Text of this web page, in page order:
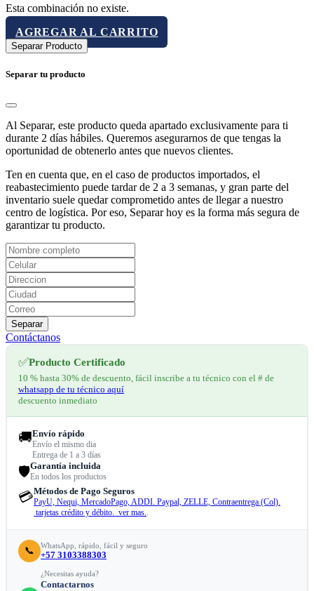
Esta combinación no existe.
AGREGAR AL CARRITO
Separar Producto
Separar tu producto
Al Separar, este producto queda apartado exclusivamente para ti
durante 2 días hábiles. Queremos asegurarnos de que tengas la
oportunidad de obtenerlo antes que nuevos clientes.
Ten en cuenta que, en el caso de productos importados, el
reabastecimiento puede tardar de 2 a 3 semanas, y gran parte del
inventario suele quedar comprometido antes de llegar a nuestro
centro de logística. Por eso, Separar hoy es la forma más segura de
garantizar tu producto.
Separar
Contáctanos
✅Producto Certificado
10 % hasta 30% de descuento, fácil inscribe a tu técnico con el # de
whatsapp de tu técnico aquí
descuento inmediato
🚚Envío rápido
Envío el mismo dia
Entrega de 1 a 3 días
🛡️Garantía incluida
En todos los productos
💳Métodos de Pago Seguros
PayU, Nequi, MercadoPago, ADDI. Paypal, ZELLE, Contraentrega (Col).
tarjetas crédito y débito. ver mas..
📞 WhatsApp, rápido, fácil y seguro
+57 3103388303
¿Necesitas ayuda?
Contactarnos